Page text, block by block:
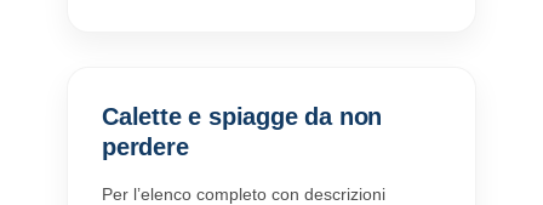
Calette e spiagge da non
perdere
Per l’elenco completo con descrizioni